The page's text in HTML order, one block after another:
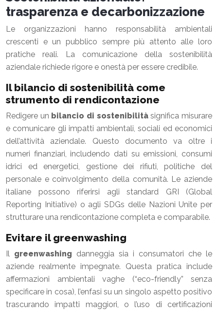
trasparenza e decarbonizzazione
Le organizzazioni hanno responsabilità ambientali
crescenti e un pubblico sempre più attento alle loro
pratiche reali. La comunicazione della sostenibilità
aziendale richiede rigore e onestà per essere credibile.
Il bilancio di sostenibilità come
strumento di rendicontazione
Redigere un bilancio di sostenibilitàsignifica misurare
e comunicare gli impatti ambientali, sociali ed economici
dell’attività aziendale. Questo documento va oltre i
numeri finanziari, includendo dati su emissioni, consumi
idrici ed energetici, gestione dei rifiuti, politiche del
personale e coinvolgimento della comunità. Le aziende
italiane possono riferirsi agli standard GRI (Global
Reporting Initiative) o agli SDGs delle Nazioni Unite per
strutturare una rendicontazione completa e comparabile.
Evitare il greenwashing
Il greenwashing danneggia sia i consumatori che le
aziende realmente impegnate. Questa pratica include
affermazioni ambientali vaghe (“eco-friendly” senza
specificare in cosa), l’enfasi su un singolo aspetto positivo
trascurando impatti maggiori, o l’uso di certificazioni